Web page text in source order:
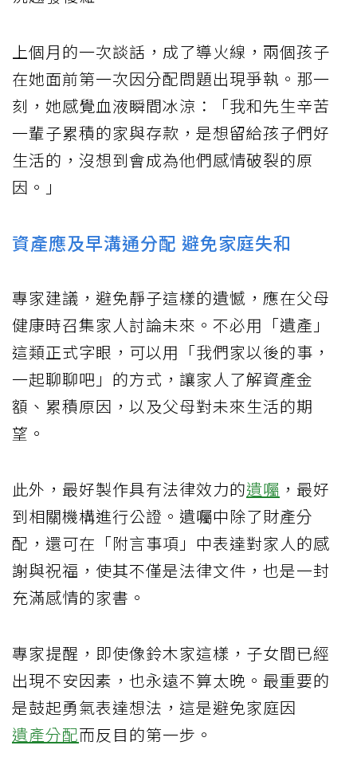
上個月的一次談話，成了導火線，兩個孩子
在她面前第一次因分配問題出現爭執。那一
刻，她感覺血液瞬間冰涼：「我和先生辛苦
一輩子累積的家與存款，是想留給孩子們好
生活的，沒想到會成為他們感情破裂的原
因。」
資產應及早溝通分配 避免家庭失和
專家建議，避免靜子這樣的遺憾，應在父母
健康時召集家人討論未來。不必用「遺產」
這類正式字眼，可以用「我們家以後的事，
一起聊聊吧」的方式，讓家人了解資產金
額、累積原因，以及父母對未來生活的期
望。
此外，最好製作具有法律效力的遺囑 ，最好
到相關機構進行公證。遺囑中除了財產分
配，還可在「附言事項」中表達對家人的感
謝與祝福，使其不僅是法律文件，也是一封
充滿感情的家書。
專家提醒，即使像鈴木家這樣，子女間已經
出現不安因素，也永遠不算太晚。最重要的
是鼓起勇氣表達想法，這是避免家庭因
遺產分配而反目的第一步。